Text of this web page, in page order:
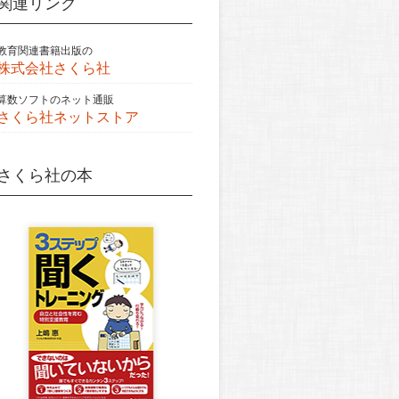
連リンク
育関連書籍出版の
式会社さくら社
数ソフトのネット通販
くら社ネットストア
くら社の本